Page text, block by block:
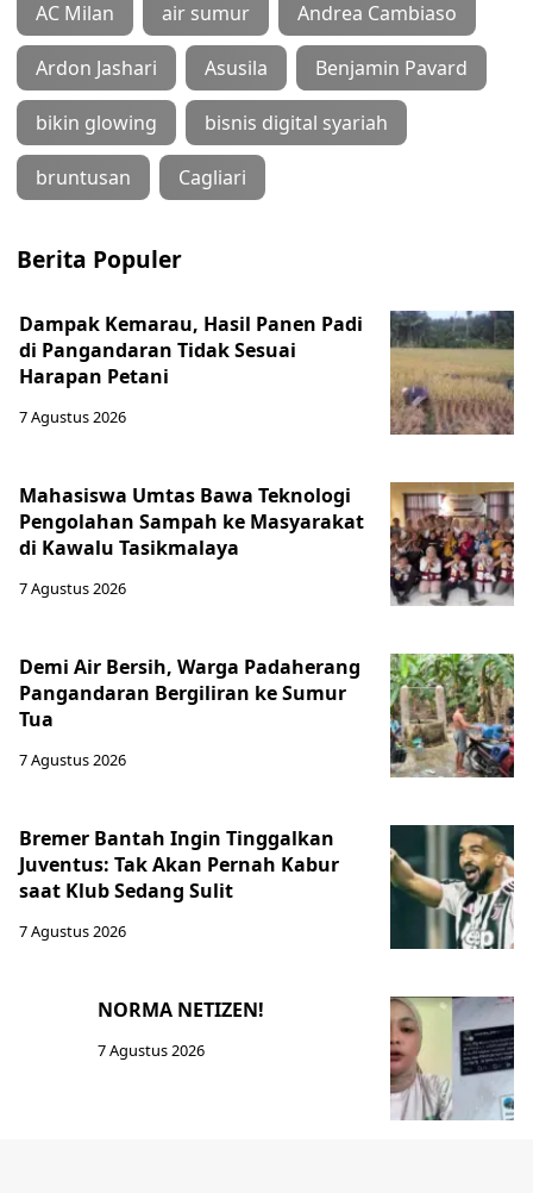
AC Milan air sumur Andrea Cambiaso
Ardon Jashari Asusila Benjamin Pavard
bikin glowing bisnis digital syariah
bruntusan Cagliari
Berita Populer
Dampak Kemarau, Hasil Panen Padi
di Pangandaran Tidak Sesuai
Harapan Petani
7 Agustus 2026
Mahasiswa Umtas Bawa Teknologi
Pengolahan Sampah ke Masyarakat
di Kawalu Tasikmalaya
7 Agustus 2026
Demi Air Bersih, Warga Padaherang
Pangandaran Bergiliran ke Sumur
Tua
7 Agustus 2026
Bremer Bantah Ingin Tinggalkan
Juventus: Tak Akan Pernah Kabur
saat Klub Sedang Sulit
7 Agustus 2026
NORMA NETIZEN!
7 Agustus 2026